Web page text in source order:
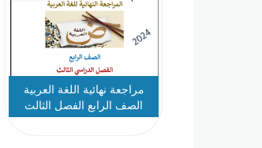
مراجعة نهائية اللغة العربية
الصف الرابع الفصل الثالث